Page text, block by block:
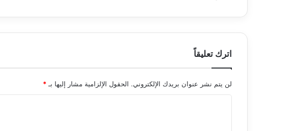
اترك تعليقاً
لن يتم نشر عنوان بريدك الإلكتروني. الحقول الإلزامية مشار إليها بـ *